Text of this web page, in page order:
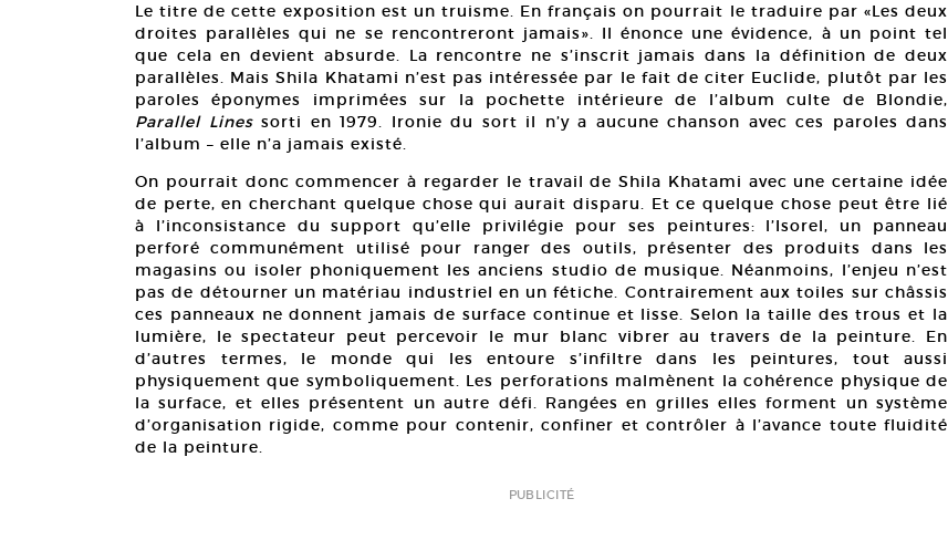
Le titre de cette exposition est un truisme. En français on pourrait le traduire par «Les deux
droites parallèles qui ne se rencontreront jamais». Il énonce une évidence, à un point tel
que cela en devient absurde. La rencontre ne s’inscrit jamais dans la définition de deux
parallèles. Mais Shila Khatami n’est pas intéressée par le fait de citer Euclide, plutôt par les
paroles éponymes imprimées sur la pochette intérieure de l’album culte de Blondie,
Parallel Linessorti en 1979. Ironie du sort il n’y a aucune chanson avec ces paroles dans
l’album – elle n’a jamais existé.
On pourrait donc commencer à regarder le travail de Shila Khatami avec une certaine idée
de perte, en cherchant quelque chose qui aurait disparu. Et ce quelque chose peut être lié
à l’inconsistance du support qu’elle privilégie pour ses peintures: l’Isorel, un panneau
perforé communément utilisé pour ranger des outils, présenter des produits dans les
magasins ou isoler phoniquement les anciens studio de musique. Néanmoins, l’enjeu n’est
pas de détourner un matériau industriel en un fétiche. Contrairement aux toiles sur châssis
ces panneaux ne donnent jamais de surface continue et lisse. Selon la taille des trous et la
lumière, le spectateur peut percevoir le mur blanc vibrer au travers de la peinture. En
d’autres termes, le monde qui les entoure s’infiltre dans les peintures, tout aussi
physiquement que symboliquement. Les perforations malmènent la cohérence physique de
la surface, et elles présentent un autre défi. Rangées en grilles elles forment un système
d’organisation rigide, comme pour contenir, confiner et contrôler à l’avance toute fluidité
de la peinture.
PUBLICITÉ